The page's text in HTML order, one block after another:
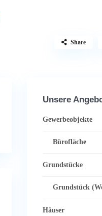
Share
Unsere
Gewerbeobjekte
Bürofläche
Grundstücke
Grundstück
Häuser